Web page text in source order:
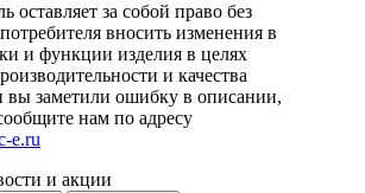
оставляет за собой право без
вносить изменения в
и функции изделия в целях
и качества
вы заметили ошибку в описании,
нам по адресу
e.ru
и акции